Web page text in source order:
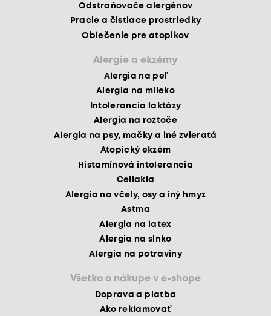
Odstraňovače alergénov
Pracie a čistiace prostriedky
Oblečenie pre atopikov
Alergie a ekzémy
Alergia na peľ
Alergia na mlieko
Intolerancia laktózy
Alergia na roztoče
Alergia na psy, mačky a iné zvieratá
Atopický ekzém
Histamínová intolerancia
Celiakia
Alergia na včely, osy a iný hmyz
Astma
Alergia na latex
Alergia na slnko
Alergia na potraviny
Všetko o nákupe v e-shope
Doprava a platba
Ako reklamovať